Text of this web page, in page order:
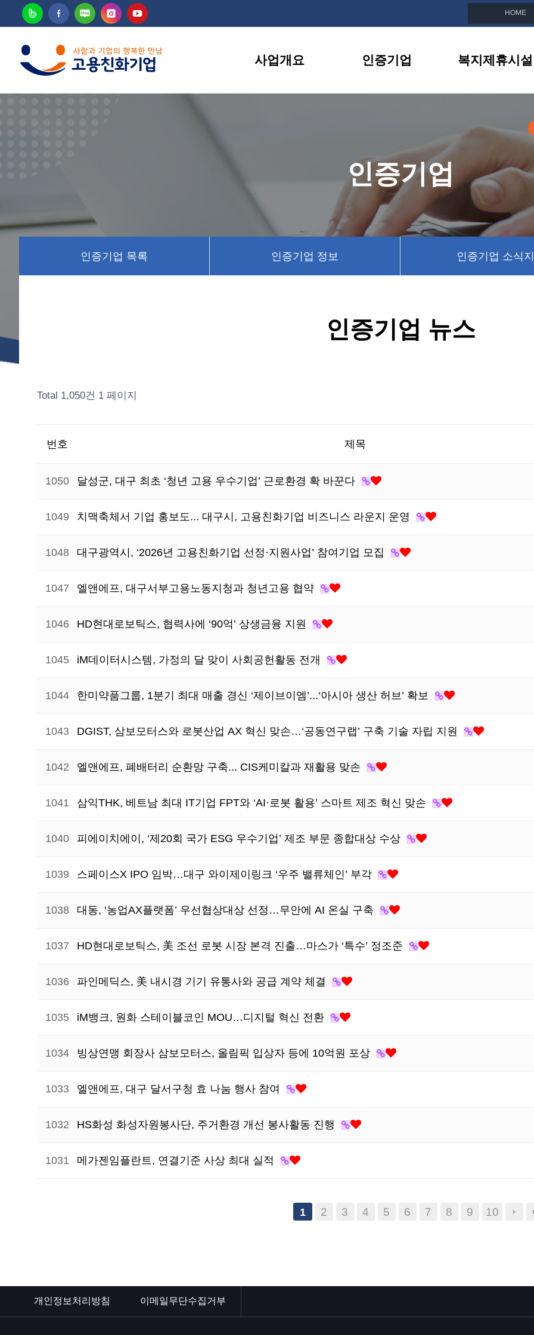
HOME
사업개요
고용친화기업이란
인증기업
인증기업 목록
인증기업 소식지
인증기업 뉴스
복지제휴시설
복지제휴시설 소
제휴시설 이벤트
인증기업
인증기업 목록 인증기업 정보 인증기업 소식지
인증기업 뉴스
Total 1,050건 1 페이지
번호 제목
1050 달성군, 대구 최초 ‘청년 고용 우수기업’ 근로환경 확 바꾼다
1049 치맥축체서 기업 홍보도... 대구시, 고용친화기업 비즈니스 라운지 운영
1048 대구광역시, ‘2026년 고용친화기업 선정·지원사업’ 참여기업 모집
1047 엘앤에프, 대구서부고용노동지청과 청년고용 협약
1046 HD현대로보틱스, 협력사에 ‘90억’ 상생금융 지원
1045 iM데이터시스템, 가정의 달 맞이 사회공헌활동 전개
1044 한미약품그룹, 1분기 최대 매출 경신 ‘제이브이엠’...‘아시아 생산 허브’ 확보
1043 DGIST, 삼보모터스와 로봇산업 AX 혁신 맞손…‘공동연구랩’ 구축 기술 자립 지원
1042 엘앤에프, 폐배터리 순환망 구축... CIS케미칼과 재활용 맞손
1041 삼익THK, 베트남 최대 IT기업 FPT와 ‘AI·로봇 활용’ 스마트 제조 혁신 맞손
1040 피에이치에이, ‘제20회 국가 ESG 우수기업’ 제조 부문 종합대상 수상
1039 스페이스X IPO 임박…대구 와이제이링크 ‘우주 밸류체인’ 부각
1038 대동, ‘농업AX플랫폼’ 우선협상대상 선정…무안에 AI 온실 구축
1037 HD현대로보틱스, 美 조선 로봇 시장 본격 진출…마스가 ‘특수’ 정조준
1036 파인메딕스, 美 내시경 기기 유통사와 공급 계약 체결
1035 iM뱅크, 원화 스테이블코인 MOU…디지털 혁신 전환
1034 빙상연맹 회장사 삼보모터스, 올림픽 입상자 등에 10억원 포상
1033 엘앤에프, 대구 달서구청 효 나눔 행사 참여
1032 HS화성 화성자원봉사단, 주거환경 개선 봉사활동 진행
1031 메가젠임플란트, 연결기준 사상 최대 실적
1 2 3 4 5 6 7 8 9 10
개인정보처리방침 이메일무단수집거부